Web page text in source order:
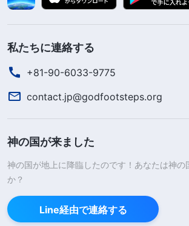
私たちに連絡する
+81-90-6033-9775
contact.jp@godfootsteps.org
神の国が来ました
神の国が地上に降臨したのです！あなたは神の
か？
Line経由で連絡する